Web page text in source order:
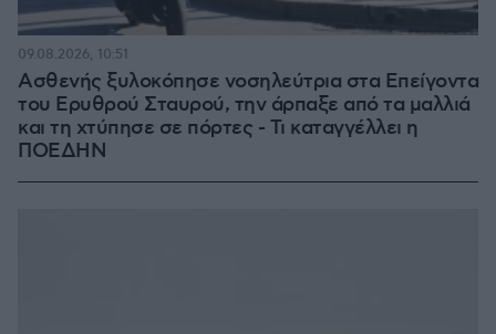
Ασθενής ξυλοκόπησε νοσηλεύτρια στα Επείγοντα
του Ερυθρού Σταυρού, την άρπαξε από τα μαλλιά
και τη χτύπησε σε πόρτες - Τι καταγγέλλει η
ΠΟΕΔΗΝ
09.08.2026, 10:51